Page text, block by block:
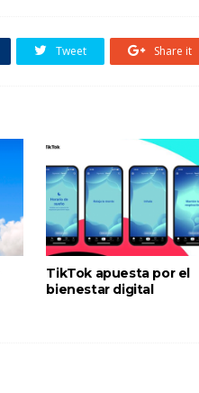
Tweet Share it
TikTok apuesta por el
bienestar digital